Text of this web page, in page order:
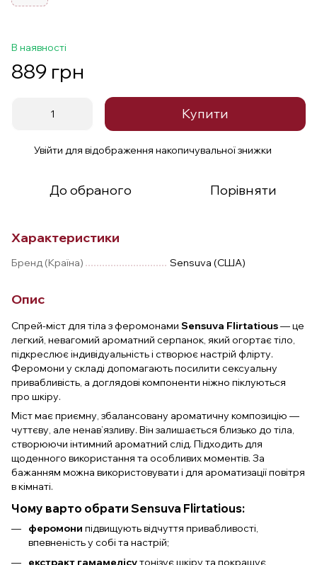
В наявності
889 грн
Купити
Увійти для відображення накопичувальної знижки
До обраного Порівняти
Характеристики
Бренд (Країна) Sensuva (США)
Опис
Спрей-міст для тіла з феромонами Sensuva Flirtatious— це
легкий, невагомий ароматний серпанок, який огортає тіло,
підкреслює індивідуальність і створює настрій флірту.
Феромони у складі допомагають посилити сексуальну
привабливість, а доглядові компоненти ніжно піклуються
про шкіру.
Міст має приємну, збалансовану ароматичну композицію —
чуттєву, але ненав’язливу. Він залишається близько до тіла,
створюючи інтимний ароматний слід. Підходить для
щоденного використання та особливих моментів. За
бажанням можна використовувати і для ароматизації повітря
в кімнаті.
Чому варто обрати Sensuva Flirtatious:
феромони підвищують відчуття привабливості,
впевненість у собі та настрій;
екстракт гамамелісутонізує шкіру та покращує